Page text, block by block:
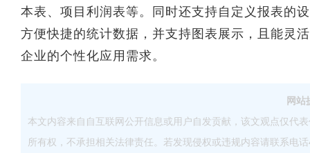
本表、项目利润表等。同时还支持自定义报表的
方便快捷的统计数据，并支持图表展示，且能灵
企业的个性化应用需求。
网站
本文内容来自自互联网公开信息或用户自发贡献，该文观点仅代
所有权，不承担相关法律责任。若发现侵权或违规内容请联系电